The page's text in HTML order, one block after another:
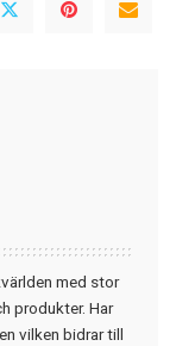
med stor
produkter. Har
vilken bidrar till